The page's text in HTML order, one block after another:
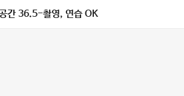
간 36.5-촬영, 연습 OK